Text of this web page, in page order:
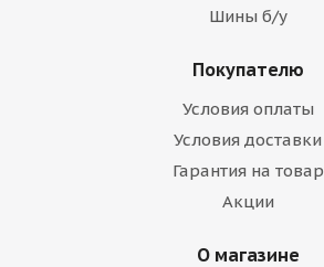
Шины б/у
Покупателю
Условия оплаты
Условия доставки
Гарантия на товар
Акции
О магазине